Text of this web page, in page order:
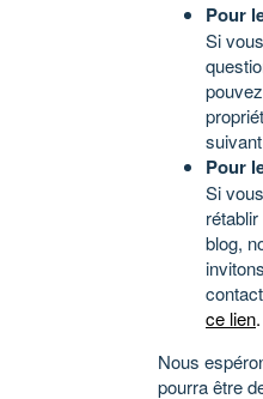
Pour
Si
suivant
Pour
Si
blog,
ce lien.
Nous
pourra être